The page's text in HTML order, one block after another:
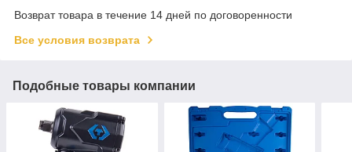
Возврат товара в течение 14 дней по договоренности
Все условия возврата
Подобные товары компании